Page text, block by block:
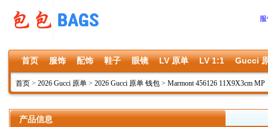
首页 服饰 配饰 鞋子 眼镜 LV 原单 LV 1:1 Gucci
首页 > 2026 Gucci 原单 > 2026 Gucci 原单 钱包 > Marmont 456126 11X9X3cm MP
产品信息